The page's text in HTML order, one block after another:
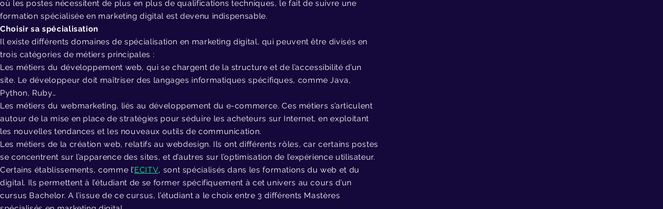
où les postes nécessitent de plus en plus de qualifications techniques, le fait de suivre une
formation spécialisée en marketing digital est devenu indispensable.
Choisir sa spécialisation
Il existe différents domaines de spécialisation en marketing digital, qui peuvent être divisés en
trois catégories de métiers principales :
Les métiers du développement web, qui se chargent de la structure et de l’accessibilité d’un
site. Le développeur doit maîtriser des langages informatiques spécifiques, comme Java,
Python, Ruby…
Les métiers du webmarketing, liés au développement du e-commerce. Ces métiers s’articulent
autour de la mise en place de stratégies pour séduire les acheteurs sur Internet, en exploitant
les nouvelles tendances et les nouveaux outils de communication.
Les métiers de la création web, relatifs au webdesign. Ils ont différents rôles, car certains postes
se concentrent sur l’apparence des sites, et d’autres sur l’optimisation de l’expérience utilisateur.
Certains établissements, comme l’ECITV, sont spécialisés dans les formations du web et du
digital. Ils permettent à l’étudiant de se former spécifiquement à cet univers au cours d’un
cursus Bachelor. A l’issue de ce cursus, l’étudiant a le choix entre 3 différents Mastères